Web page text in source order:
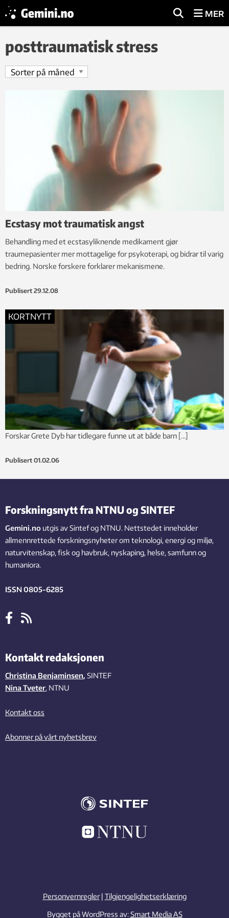
MER
posttraumatisk stress
Ecstasy mot traumatisk angst
Behandling med et ecstasyliknende medikament gjør
traumepasienter mer mottagelige for psykoterapi, og bidrar til varig
bedring. Norske forskere forklarer mekanismene.
Publisert 29.12.08
KORTNYTT
Forskar Grete Dyb har tidlegare funne ut at både barn […]
Publisert 01.02.06
Forskningsnytt fra NTNU og SINTEF
Gemini.no utgis av Sintef og NTNU. Nettstedet inneholder
allmennrettede forskningsnyheter om teknologi, energi og miljø,
naturvitenskap, fisk og havbruk, nyskaping, helse, samfunn og
humaniora.
ISSN 0805-6285
Kontakt redaksjonen
Christina Benjaminsen, SINTEF
Nina Tveter, NTNU
Kontakt oss
Abonner på vårt nyhetsbrev
Personvernregler | Tilgjengelighetserklæring
Bygget på WordPress av:Smart Media AS